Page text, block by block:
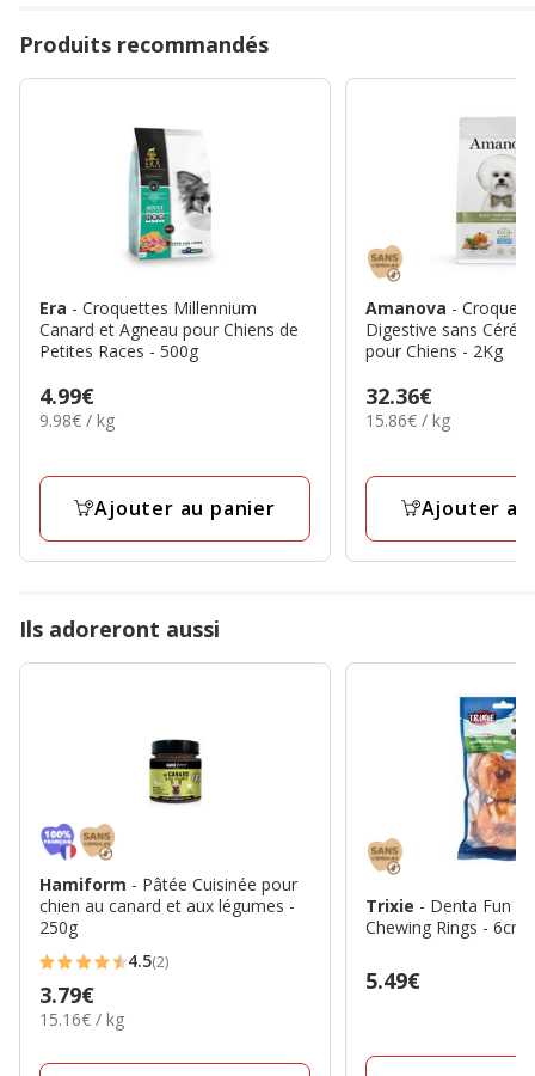
Produits recommandés
Era - Croquettes Millennium
Canard et Agneau pour Chiens de
Petites Races - 500g
Prix
4.99€
4.99€
9.98€
9.98€ / kg
Ajouter au panier
Amanova -
Digestive sans
pour Chiens - 2Kg
Prix
32.36€
32.36€
15.86€
15.86€ / kg
Ajouter
Ils adoreront aussi
Hamiform - Pâtée Cuisinée pour
chien au canard et aux légumes -
250g
4.5
étoiles
avec
2
4.5(2)
Prix
3.79€
3.79€
15.16€
Kg
15.16€ / kg
Trixie - Denta Fun
Chewing Rings - 6cm
Prix
5.49€